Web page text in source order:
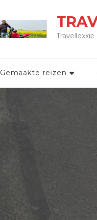
Gemaakte reizen